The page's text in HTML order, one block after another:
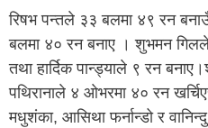
रिषभ पन्तले ३३ बलमा ४९ रन
बलमा ४० रन बनाए । शुभमन
तथा हार्दिक पान्ड्याले ९ रन
पथिरानाले ४ ओभरमा ४० रन
मधुशंका, आसिथा फर्नान्डो र